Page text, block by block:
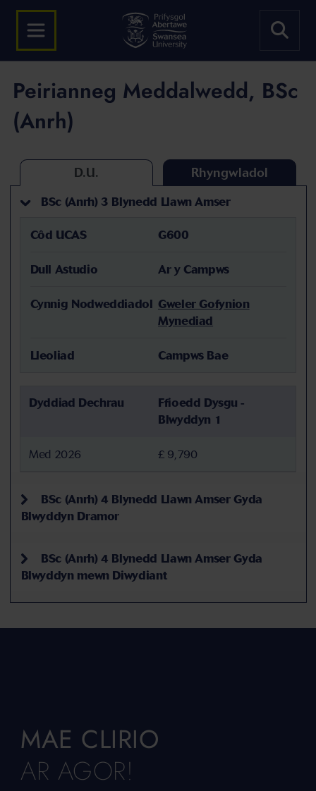
Peirianneg Meddalwedd, BSc
(Anrh)
D.U. Rhyngwladol
BSc (Anrh) 3 Blynedd Llawn Amser
Côd UCAS G600
Dull Astudio Ar y Campws
Cynnig Nodweddiadol Gweler Gofynion
Mynediad
Lleoliad Campws Bae
Dyddiad Dechrau
Ffioedd Dysgu -
Blwyddyn 1
Med 2026 £ 9,790
BSc (Anrh) 4 Blynedd Llawn Amser Gyda
Blwyddyn Dramor
BSc (Anrh) 4 Blynedd Llawn Amser Gyda
Blwyddyn mewn Diwydiant
MAE CLIRIO
AR AGOR!